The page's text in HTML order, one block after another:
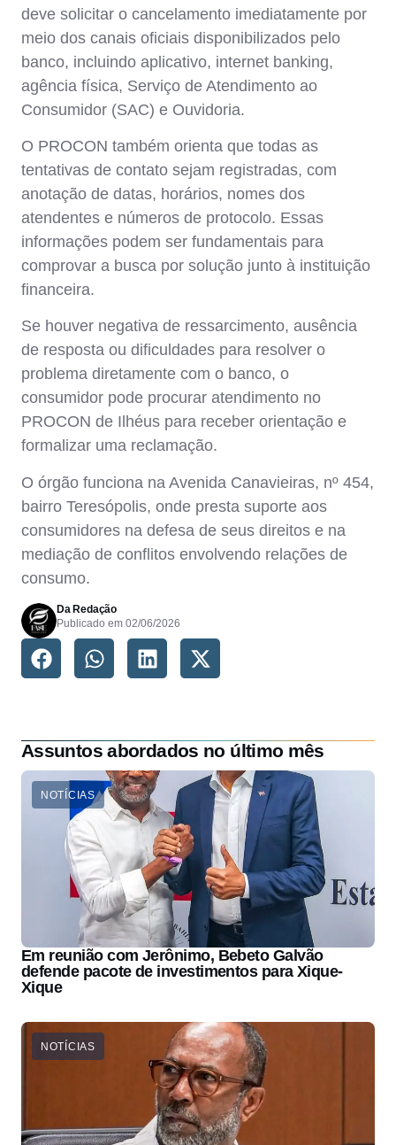
deve solicitar o cancelamento imediatamente por
meio dos canais oficiais disponibilizados pelo
banco, incluindo aplicativo, internet banking,
agência física, Serviço de Atendimento ao
Consumidor (SAC) e Ouvidoria.
O PROCON também orienta que todas as
tentativas de contato sejam registradas, com
anotação de datas, horários, nomes dos
atendentes e números de protocolo. Essas
informações podem ser fundamentais para
comprovar a busca por solução junto à instituição
financeira.
Se houver negativa de ressarcimento, ausência
de resposta ou dificuldades para resolver o
problema diretamente com o banco, o
consumidor pode procurar atendimento no
PROCON de Ilhéus para receber orientação e
formalizar uma reclamação.
O órgão funciona na Avenida Canavieiras, nº 454,
bairro Teresópolis, onde presta suporte aos
consumidores na defesa de seus direitos e na
mediação de conflitos envolvendo relações de
consumo.
Da Redação
Publicado em 02/06/2026
Assuntos abordados no último mês
NOTÍCIAS
Em reunião com Jerônimo, Bebeto Galvão
defende pacote de investimentos para Xique-
Xique
NOTÍCIAS